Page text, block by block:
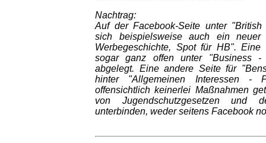
Nachtrag:
Auf der Facebook-Seite unter
sich beispielsweise auch ein
Werbegeschichte, Spot für HB".
sogar ganz offen unter "Business -
abgelegt. Eine andere Seite für
hinter "Allgemeinen Interessen -
offensichtlich keinerlei Maßnahmen
von Jugendschutzgesetzen und
unterbinden, weder seitens Facebook